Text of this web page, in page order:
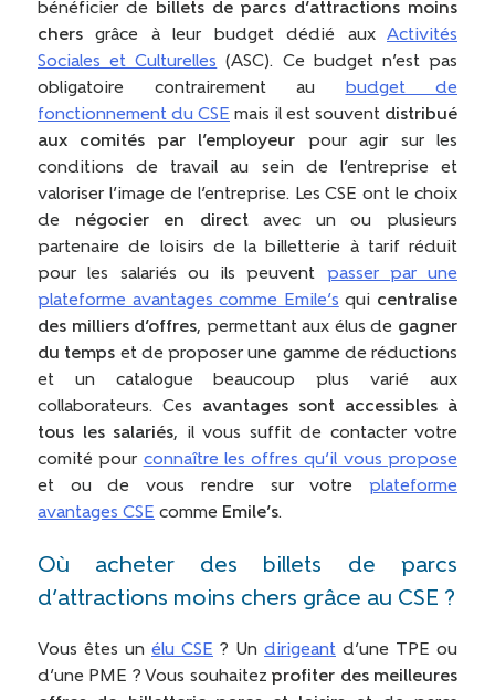
bénéficier de
billets de parcs d’attractions moins
chers grâce à leur budget dédié aux Activités
Sociales et Culturelles (ASC). Ce budget n’est pas
obligatoire contrairement au
budget de
fonctionnement du CSE mais il est souvent distribué
aux comités par l’employeur pour agir sur les
conditions de travail au sein de l’entreprise et
valoriser l’image de l’entreprise. Les CSE ont le choix
de négocier en directavec un ou plusieurs
partenaire de loisirs de la billetterie à tarif réduit
pour les salariés ou ils peuvent passer par une
plateforme avantages comme Emile’s qui centralise
des milliers d’offres, permettant aux élus de gagner
du temps et de proposer une gamme de réductions
et un catalogue beaucoup plus varié aux
collaborateurs. Ces avantages sont accessibles à
tous les salariés, il vous suffit de contacter votre
comité pour connaître les offres qu’il vous propose
et ou de vous rendre sur votre plateforme
avantages CSE comme Emile’s.
Où acheter des billets de parcs
d’attractions moins chers grâce au CSE ?
Vous êtes un élu CSE ? Un dirigeant d’une TPE ou
d’une PME ? Vous souhaitezprofiter des meilleures